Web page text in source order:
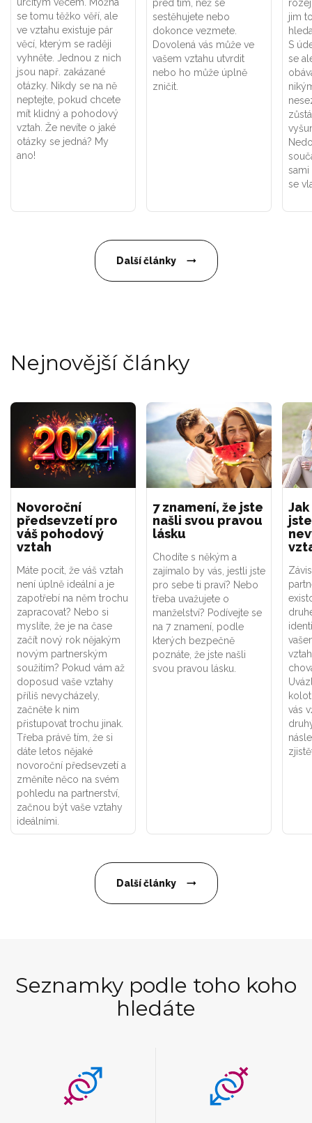
určitým věcem. Možná
se tomu těžko věří, ale
ve vztahu existuje pár
věcí, kterým se raději
vyhněte. Jednou z nich
jsou např. zakázané
otázky. Nikdy se na ně
neptejte, pokud chcete
mít klidný a pohodový
vztah. Že nevíte o jaké
otázky se jedná? My
ano!
před tím, než se
sestěhujete nebo
dokonce vezmete.
Dovolená vás může ve
vašem vztahu utvrdit
nebo ho může úplně
zničit.
jim
S
se
sami
se
Další články
Nejnovější články
Novoroční
předsevzetí pro
váš pohodový
vztah
Máte pocit, že váš vztah
není úplně ideální a je
zapotřebí na něm trochu
zapracovat? Nebo si
myslíte, že je na čase
začít nový rok nějakým
novým partnerským
soužitím? Pokud vám až
doposud vaše vztahy
příliš nevycházely,
začněte k nim
přistupovat trochu jinak.
Třeba právě tím, že si
dáte letos nějaké
novoroční předsevzetí a
změníte něco na svém
pohledu na partnerství,
začnou být vaše vztahy
ideálními.
7 znamení, že jste
našli svou pravou
lásku
Chodíte s někým a
zajímalo by vás, jestli jste
pro sebe ti praví? Nebo
třeba uvažujete o
manželství? Podívejte se
na 7 znamení, podle
kterých bezpečně
poznáte, že jste našli
svou pravou lásku.
vás
Další články
Seznamky podle toho koho
hledáte